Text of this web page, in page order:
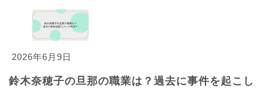
2026年6月9日
鈴木奈穂子の旦那の職業は？過去に事件を起こし